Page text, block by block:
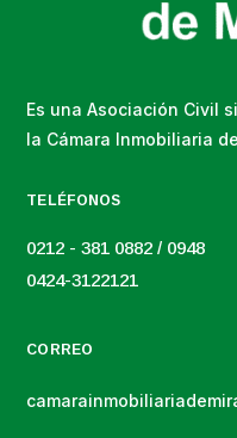
Es una Asociación Civil
la Cámara Inmobiliaria
TELÉFONOS
0212 - 381 0882 / 0948
0424-3122121
CORREO